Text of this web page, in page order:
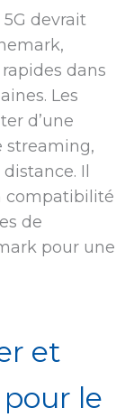
devrait
dans
Les
d’une
streaming,
Il
compatibilité
de
pour une
et
le